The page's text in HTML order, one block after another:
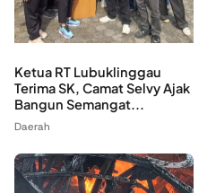
Ketua RT Lubuklinggau
Terima SK, Camat Selvy Ajak
Bangun Semangat...
Daerah